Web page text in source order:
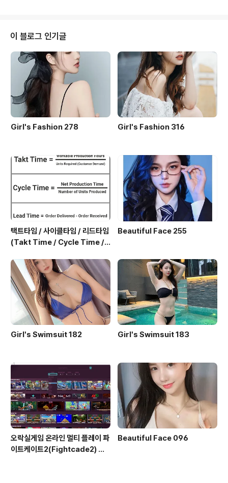
that lean Trippin on that lean 별 따러 가지 Bitch I'm
flexin with my B Bitc..
이 블로그 인기글
Girl's Fashion 278 Girl's Fashion 316
택트타임 / 사이클타임 / 리드타임
(Takt Time / Cycle Time / L
Beautiful Face 255
Girl's Swimsuit 182 Girl's Swimsuit 183
오락실게임 온라인 멀티 플레이 파
이트케이트2(Fightcade2) 설
Beautiful Face 096